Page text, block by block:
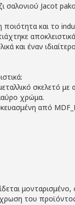
σαλονιού Jacot
και το
και έναν
σκελετό
χρώμα.
από
μονταρισμένο,
του